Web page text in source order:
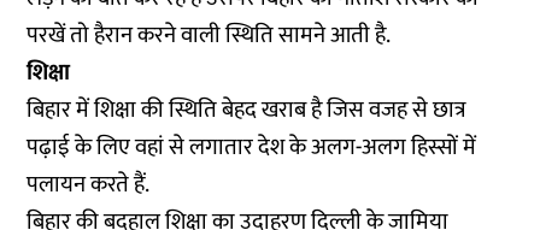
परखें तो हैरान करने वाली स्थिति सामने आती है.
शिक्षा
बिहार में शिक्षा की स्थिति बेहद खराब है जिस वजह से छात्र
पढ़ाई के लिए वहां से लगातार देश के अलग-अलग हिस्सों में
पलायन करते हैं.
बिहार की बदहाल शिक्षा का उदाहरण दिल्ली के जामिया